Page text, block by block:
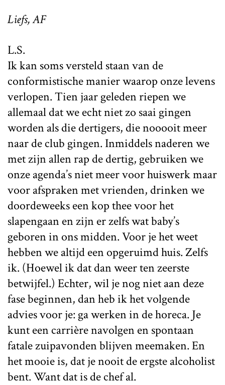
Liefs, AF
L.S.
Ik kan soms versteld staan van de
conformistische manier waarop onze levens
verlopen. Tien jaar geleden riepen we
allemaal dat we echt niet zo saai gingen
worden als die dertigers, die nooooit meer
naar de club gingen. Inmiddels naderen we
met zijn allen rap de dertig, gebruiken we
onze agenda’s niet meer voor huiswerk maar
voor afspraken met vrienden, drinken we
doordeweeks een kop thee voor het
slapengaan en zijn er zelfs wat baby’s
geboren in ons midden. Voor je het weet
hebben we altijd een opgeruimd huis. Zelfs
ik. (Hoewel ik dat dan weer ten zeerste
betwijfel.) Echter, wil je nog niet aan deze
fase beginnen, dan heb ik het volgende
advies voor je: ga werken in de horeca. Je
kunt een carrière navolgen en spontaan
fatale zuipavonden blijven meemaken. En
het mooie is, dat je nooit de ergste alcoholist
bent. Want dat is de chef al.